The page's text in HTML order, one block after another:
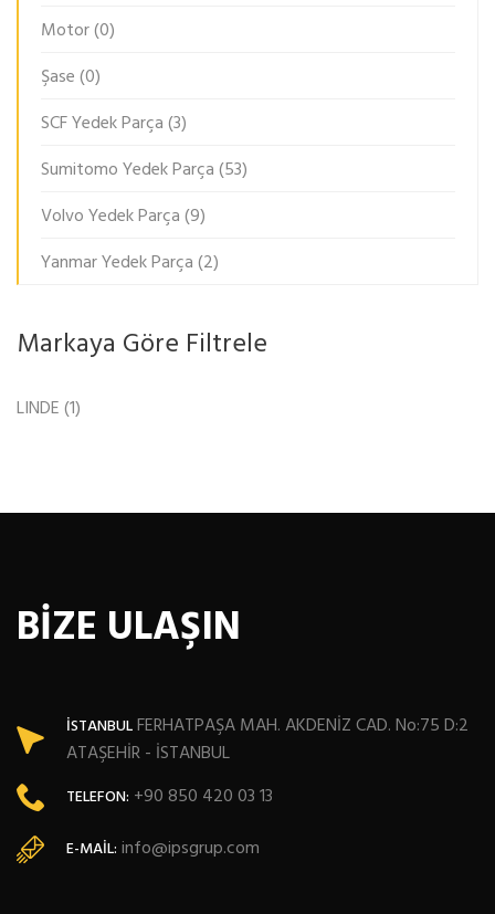
Motor(0)
Şase(0)
SCF Yedek Parça(3)
Sumitomo Yedek Parça(53)
Volvo Yedek Parça(9)
Yanmar Yedek Parça(2)
Markaya Göre Filtrele
LINDE(1)
BİZE ULAŞIN
İSTANBULFERHATPAŞA MAH. AKDENİZ CAD. No:75 D:2
ATAŞEHİR - İSTANBUL
TELEFON: +90 850 420 03 13
E-MAIL: info@ipsgrup.com